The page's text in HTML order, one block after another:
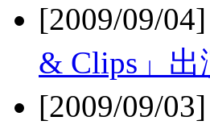
[2009/09/
& Clips」出
[2009/09/